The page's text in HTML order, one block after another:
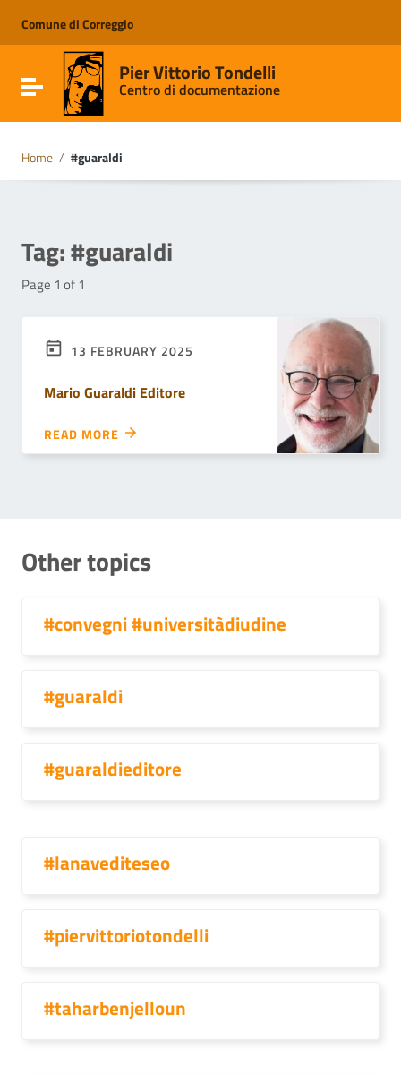
Go to the navigation menu
Go to the footer
Comune di Correggio
Toggle navigationPier Vittorio Tondelli
Centro di documentazione
Home / #guaraldi
Tag:#guaraldi
Page 1 of 1
13 FEBRUARY 2025
Mario Guaraldi Editore
READ MORE
Other topics
#convegni #universitàdiudine
#guaraldi
#guaraldieditore
#lanavediteseo
#piervittoriotondelli
#taharbenjelloun